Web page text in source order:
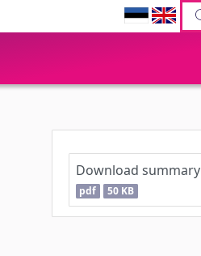
Download summary
pdf 50 KB